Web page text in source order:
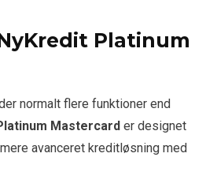
Platinum
normalt flere funktioner end
Mastercard er designet
avanceret kreditløsning med